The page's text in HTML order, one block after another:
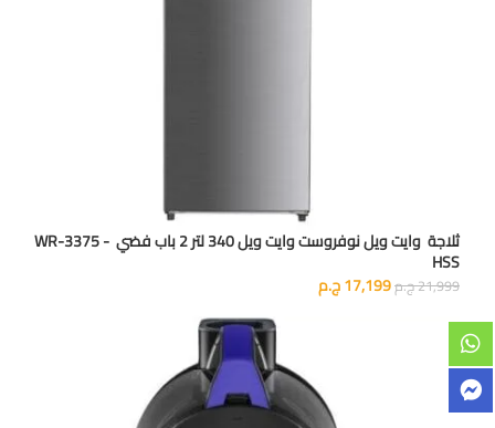
ثلاجة وايت ويل نوفروست وايت ويل 340 لتر 2 باب فضي - WR-3375
HSS
21,999ج.م17,199ج.م